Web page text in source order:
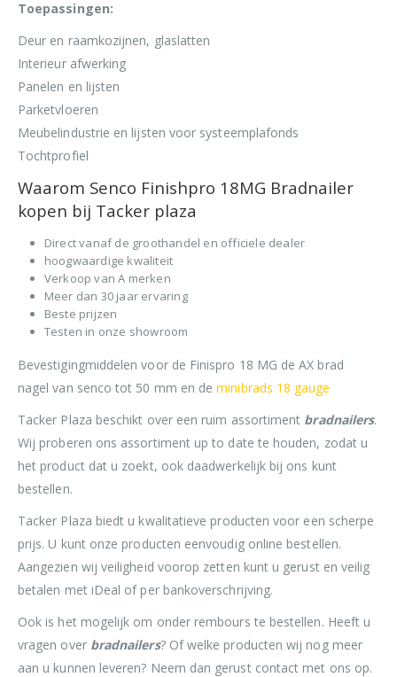
Toepassingen:
Deur en raamkozijnen, glaslatten
Interieur afwerking
Panelen en lijsten
Parketvloeren
Meubelindustrie en lijsten voor systeemplafonds
Tochtprofiel
Waarom Senco Finishpro 18MG Bradnailer
kopen bij Tacker plaza
Direct vanaf de groothandel en officiele dealer
hoogwaardige kwaliteit
Verkoop van A merken
Meer dan 30 jaar ervaring
Beste prijzen
Testen in onze showroom
Bevestigingmiddelen voor de Finispro 18 MG de AX brad
nagel van senco tot 50 mm en deminibrads 18 gauge
Tacker Plaza beschikt over een ruim assortiment bradnailers.
Wij proberen ons assortiment up to date te houden, zodat u
het product dat u zoekt, ook daadwerkelijk bij ons kunt
bestellen.
Tacker Plaza biedt u kwalitatieve producten voor een scherpe
prijs. U kunt onze producten eenvoudig online bestellen.
Aangezien wij veiligheid voorop zetten kunt u gerust en veilig
betalen met iDeal of per bankoverschrijving.
Ook is het mogelijk om onder rembours te bestellen. Heeft u
vragen over bradnailers? Of welke producten wij nog meer
aan u kunnen leveren? Neem dan gerust contact met ons op.